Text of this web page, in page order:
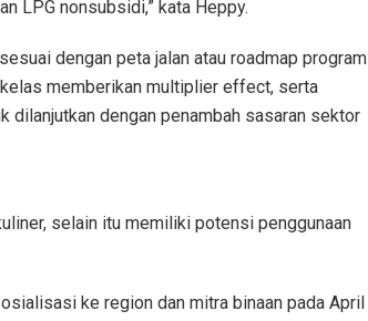
LPG nonsubsidi,” kata Heppy.
dengan peta jalan atau roadmap program
memberikan multiplier effect, serta
dengan penambah sasaran sektor
selain itu memiliki potensi penggunaan
ke region dan mitra binaan pada April